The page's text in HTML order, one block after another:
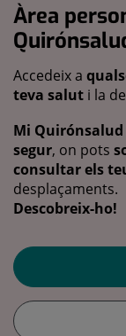
Àrea
Accedeix a
teva salut i la
Mi Quirónsalud
segur, on pots
consultar els
desplaçaments.
Descobreix-ho!